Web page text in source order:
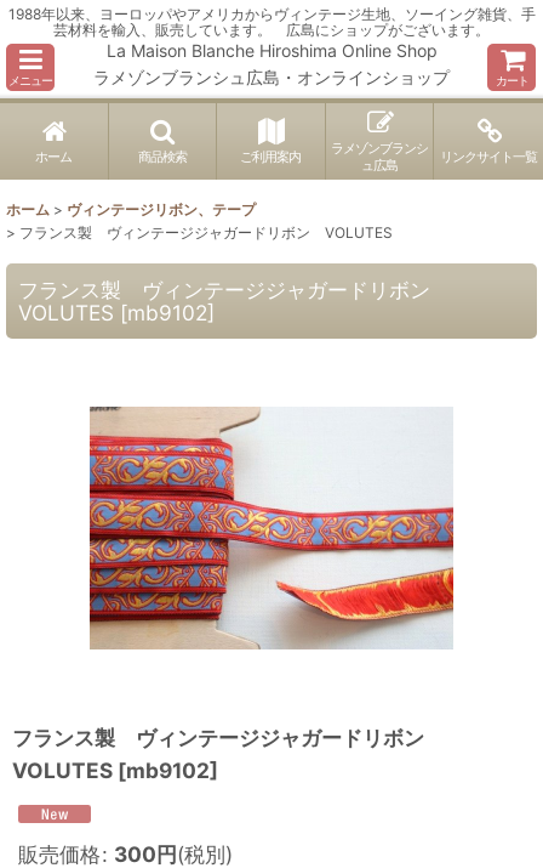
1988年以来、ヨーロッパやアメリカからヴィンテージ生地、ソーイング雑貨、手
芸材料を輸入、販売しています。 広島にショップがございます。
メニュー
La Maison Blanche Hiroshima Online Shop
ラメゾンブランシュ広島・オンラインショップ
カート
ホーム 商品検索 ご利用案内
ラメゾンブランシ
ュ広島
リンクサイト一覧
ホーム > ヴィンテージリボン、テープ
> フランス製 ヴィンテージジャガードリボン VOLUTES
フランス製 ヴィンテージジャガードリボン
VOLUTES [mb9102]
フランス製 ヴィンテージジャガードリボン
VOLUTES [mb9102]
販売価格: 300円(税別)